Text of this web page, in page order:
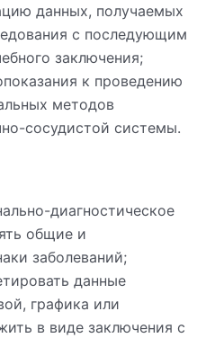
данных, получаемых
с последующим
заключения;
к проведению
методов
сосудистой системы.
диагностическое
общие и
заболеваний;
данные
графика или
в виде заключения с